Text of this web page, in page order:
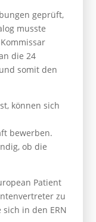
geprüft,
musste
die 24
somit den
können sich
bewerben.
ob die
Patient
zu
in den ERN